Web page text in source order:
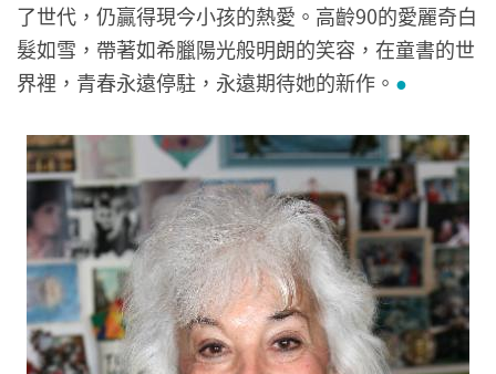
了世代，仍贏得現今小孩的熱愛。高齡90的愛麗奇白
髮如雪，帶著如希臘陽光般明朗的笑容，在童書的世
界裡，青春永遠停駐，永遠期待她的新作。 ●